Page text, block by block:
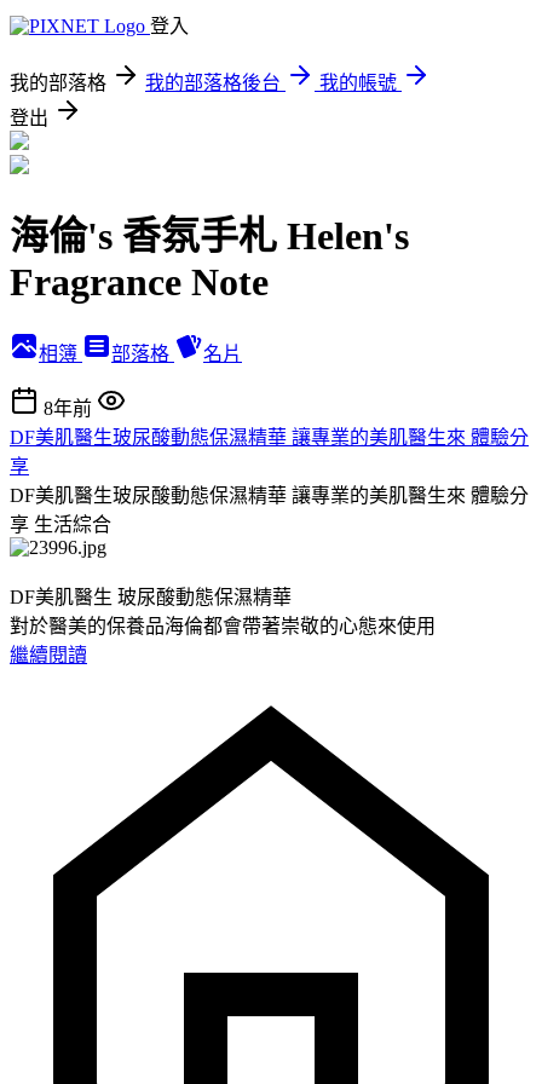
登入
我的部落格 我的部落格後台
我的帳號
登出
海倫's 香氛手札 Helen's
Fragrance Note
相簿 部落格 名片
8年前
DF美肌醫生玻尿酸動態保濕精華 讓專業的美肌醫生來 體驗分
享
DF美肌醫生玻尿酸動態保濕精華 讓專業的美肌醫生來 體驗分
享 生活綜合
DF美肌醫生 玻尿酸動態保濕精華
對於醫美的保養品海倫都會帶著崇敬的心態來使用
繼續閱讀